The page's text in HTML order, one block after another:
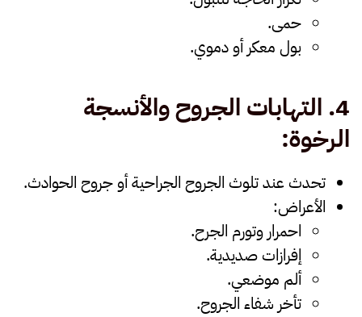
حمى.
بول معكر أو دموي.
4. التهابات الجروح والأنسجة
الرخوة:
تحدث عند تلوث الجروح الجراحية أو جروح الحوادث.
الأعراض:
احمرار وتورم الجرح.
إفرازات صديدية.
ألم موضعي.
تأخر شفاء الجروح.